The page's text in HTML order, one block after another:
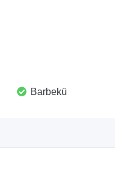
Barbekü